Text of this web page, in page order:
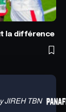
la différence
JIREH TBN